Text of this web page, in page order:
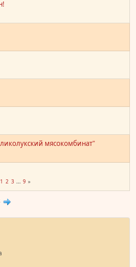
мясокомбинат"
1 2 3 ... 9